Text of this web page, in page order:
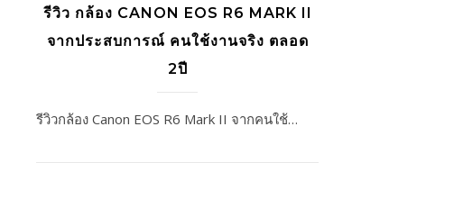
รีวิว กล้อง CANON EOS R6 MARK II
จากประสบการณ์ คนใช้งานจริง ตลอด
2ปี
รีวิวกล้อง Canon EOS R6 Mark II จากคนใช้…